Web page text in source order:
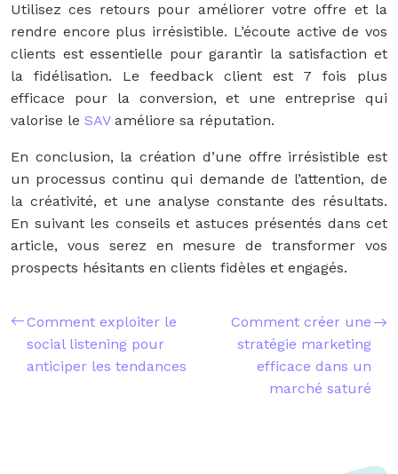
Utilisez ces retours pour améliorer votre offre et la
rendre encore plus irrésistible. L’écoute active de vos
clients est essentielle pour garantir la satisfaction et
la fidélisation. Le feedback client est 7 fois plus
efficace pour la conversion, et une entreprise qui
valorise le SAV améliore sa réputation.
En conclusion, la création d’une offre irrésistible est
un processus continu qui demande de l’attention, de
la créativité, et une analyse constante des résultats.
En suivant les conseils et astuces présentés dans cet
article, vous serez en mesure de transformer vos
prospects hésitants en clients fidèles et engagés.
Comment exploiter le
social listening pour
anticiper les tendances
Comment créer une
stratégie marketing
efficace dans un
marché saturé